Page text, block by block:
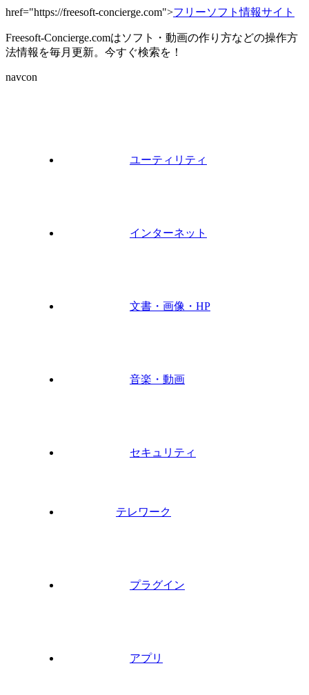
href="https://freesoft-concierge.com">フリーソフト情報サイト
Freesoft-Concierge.comはソフト・動画の作り方などの操作方
法情報を毎月更新。今すぐ検索を！
navcon
ユーティリティ
インターネット
文書・画像・HP
音楽・動画
セキュリティ
テレワーク
プラグイン
アプリ